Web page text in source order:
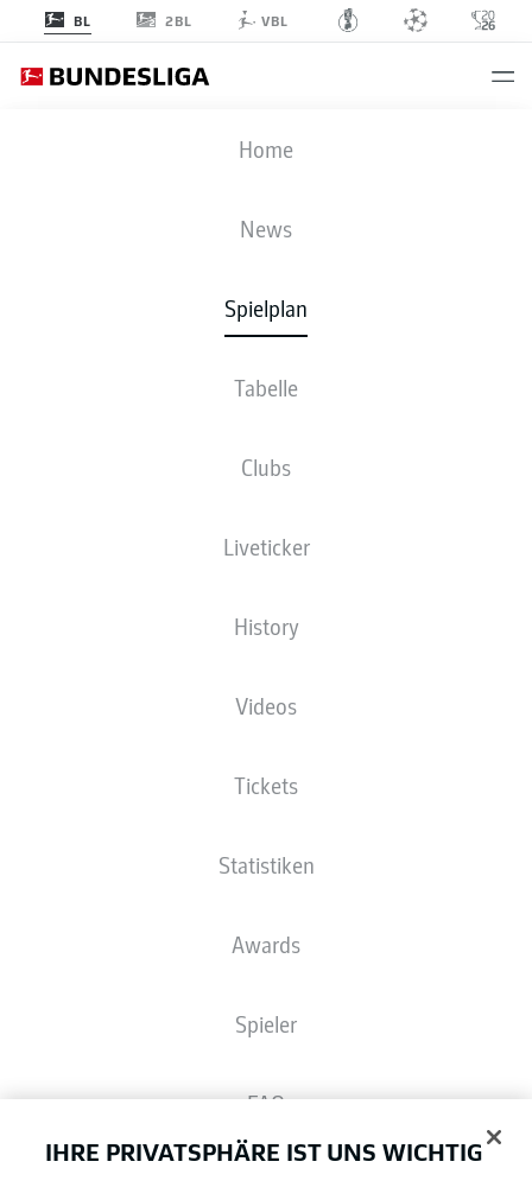
BL 2BL VBL
Home
News
Spielplan
Tabelle
Clubs
Liveticker
History
Videos
Tickets
Statistiken
Awards
Spieler
FAQ
KOE
AUFSTELLUNGEN
Die Startaufstellung wird 60 Minuten vor
IHRE PRIVATSPHÄRE IST UNS WICHTIG